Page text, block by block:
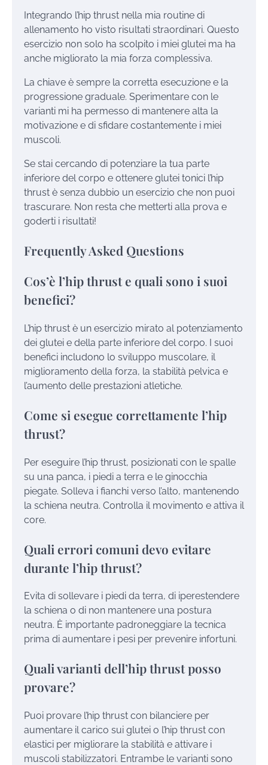
Integrando l’hip thrust nella mia routine di
allenamento ho visto risultati straordinari. Questo
esercizio non solo ha scolpito i miei glutei ma ha
anche migliorato la mia forza complessiva.
La chiave è sempre la corretta esecuzione e la
progressione graduale. Sperimentare con le
varianti mi ha permesso di mantenere alta la
motivazione e di sfidare costantemente i miei
muscoli.
Se stai cercando di potenziare la tua parte
inferiore del corpo e ottenere glutei tonici l’hip
thrust è senza dubbio un esercizio che non puoi
trascurare. Non resta che metterti alla prova e
goderti i risultati!
Frequently Asked Questions
Cos’è l’hip thrust e quali sono i suoi
benefici?
L’hip thrust è un esercizio mirato al potenziamento
dei glutei e della parte inferiore del corpo. I suoi
benefici includono lo sviluppo muscolare, il
miglioramento della forza, la stabilità pelvica e
l’aumento delle prestazioni atletiche.
Come si esegue correttamente l’hip
thrust?
Per eseguire l’hip thrust, posizionati con le spalle
su una panca, i piedi a terra e le ginocchia
piegate. Solleva i fianchi verso l’alto, mantenendo
la schiena neutra. Controlla il movimento e attiva il
core.
Quali errori comuni devo evitare
durante l’hip thrust?
Evita di sollevare i piedi da terra, di iperestendere
la schiena o di non mantenere una postura
neutra. È importante padroneggiare la tecnica
prima di aumentare i pesi per prevenire infortuni.
Quali varianti dell’hip thrust posso
provare?
Puoi provare l’hip thrust con bilanciere per
aumentare il carico sui glutei o l’hip thrust con
elastici per migliorare la stabilità e attivare i
muscoli stabilizzatori. Entrambe le varianti sono